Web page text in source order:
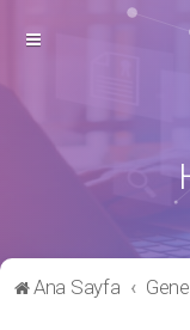
Ana Sayfa